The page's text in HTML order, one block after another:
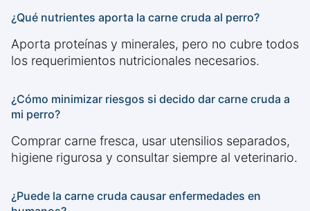
¿Qué nutrientes aporta la carne cruda al perro?
Aporta proteínas y minerales, pero no cubre todos
los requerimientos nutricionales necesarios.
¿Cómo minimizar riesgos si decido dar carne cruda a
mi perro?
Comprar carne fresca, usar utensilios separados,
higiene rigurosa y consultar siempre al veterinario.
¿Puede la carne cruda causar enfermedades en